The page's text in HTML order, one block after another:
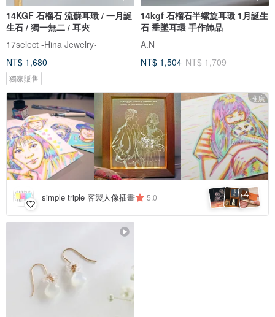
14KGF 石榴石 流蘇耳環 / 一月誕
生石 / 獨一無二 / 耳夾
17select -Hina Jewelry-
NT$ 1,680
獨家販售
14kgf 石榴石半螺旋耳環 1月誕生
石 垂墜耳環 手作飾品
A.N
NT$ 1,504 NT$ 1,709
推廣
simple triple 客製人像插畫 5.0 +4